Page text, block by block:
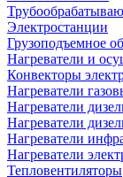
Электростанции
Грузоподъемное
Нагреватели и
Конвекторы
Нагреватели
Нагреватели
Нагреватели
Нагреватели
Нагреватели
Тепловентиляторы